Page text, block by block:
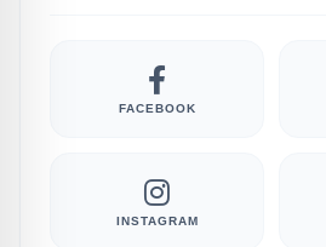
FACEBOOK
INSTAGRAM